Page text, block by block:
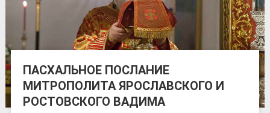
ПАСХАЛЬНОЕ ПОСЛАНИЕ
МИТРОПОЛИТА ЯРОСЛАВСКОГО И
РОСТОВСКОГО ВАДИМА